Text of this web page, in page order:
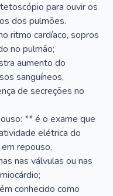
para ouvir os
dos pulmões.
ritmo cardíaco, sopros
no pulmão;
aumento do
sanguíneos,
de secreções no
** é o exame que
elétrica do
repouso,
nas válvulas ou nas
conhecido como